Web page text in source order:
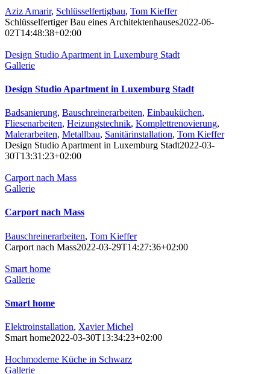
Aziz Amarir, Schlüsselfertigbau, Tom Kieffer
Schlüsselfertiger Bau eines Architektenhauses2022-06-
02T14:48:38+02:00
Design Studio Apartment in Luxemburg Stadt
Gallerie
Design Studio Apartment in Luxemburg Stadt
Badsanierung, Bauschreinerarbeiten, Einbauküchen,
Fliesenarbeiten, Heizungstechnik, Komplettrenovierung,
Malerarbeiten, Metallbau, Sanitärinstallation, Tom Kieffer
Design Studio Apartment in Luxemburg Stadt2022-03-
30T13:31:23+02:00
Carport nach Mass
Gallerie
Carport nach Mass
Bauschreinerarbeiten, Tom Kieffer
Carport nach Mass2022-03-29T14:27:36+02:00
Smart home
Gallerie
Smart home
Elektroinstallation, Xavier Michel
Smart home2022-03-30T13:34:23+02:00
Hochmoderne Küche in Schwarz
Gallerie